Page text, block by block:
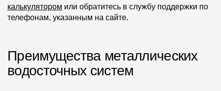
калькулятором или обратитесь в службу поддержки по
телефонам, указанным на сайте.
Преимущества металлических
водосточных систем